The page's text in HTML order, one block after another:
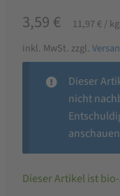
3,59 € 11,97 €/kg
inkl. MwSt. zzgl.
Dieser
nicht
Dieser Artikel ist